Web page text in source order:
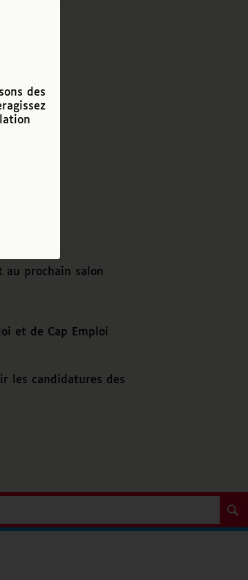
des
au prochain salon
et de Cap Emploi
les candidatures des